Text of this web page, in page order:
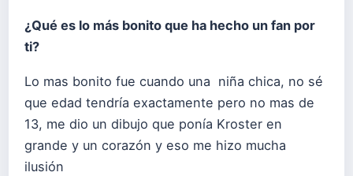
¿Qué es lo más bonito que ha hecho un fan por
ti?
Lo mas bonito fue cuando una niña chica, no sé
que edad tendría exactamente pero no mas de
13, me dio un dibujo que ponía Kroster en
grande y un corazón y eso me hizo mucha
ilusión